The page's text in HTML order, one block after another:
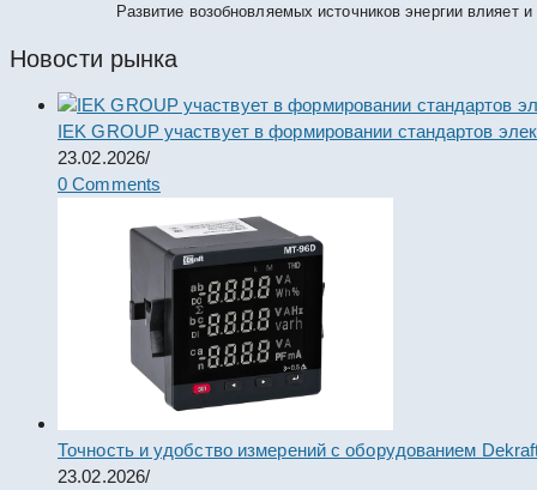
Развитие возобновляемых источников энергии влияет
Новости рынка
IEK GROUP участвует в формировании стандартов
23.02.2026/
0 Comments
Точность и удобство измерений с оборудованием
23.02.2026/